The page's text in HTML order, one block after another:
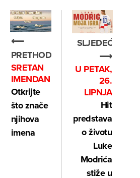
⟵
PRETHODNO
SRETAN
IMENDAN
Otkrijte
što znače
njihova
imena
SLJEDEĆE
⟶
U PETAK,
26.
LIPNJA
Hit
predstava
o životu
Luke
Modrića
stiže u